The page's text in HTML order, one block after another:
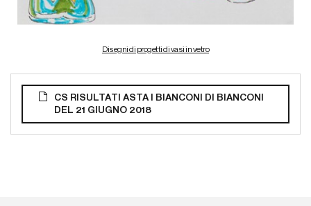
Disegni di progetti di vasi in vetro
CS RISULTATI ASTA I BIANCONI DI BIANCONI
DEL 21 GIUGNO 2018